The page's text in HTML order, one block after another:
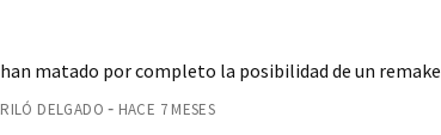
matado por completo la posibilidad de un remake
DELGADO HACE 7 MESES